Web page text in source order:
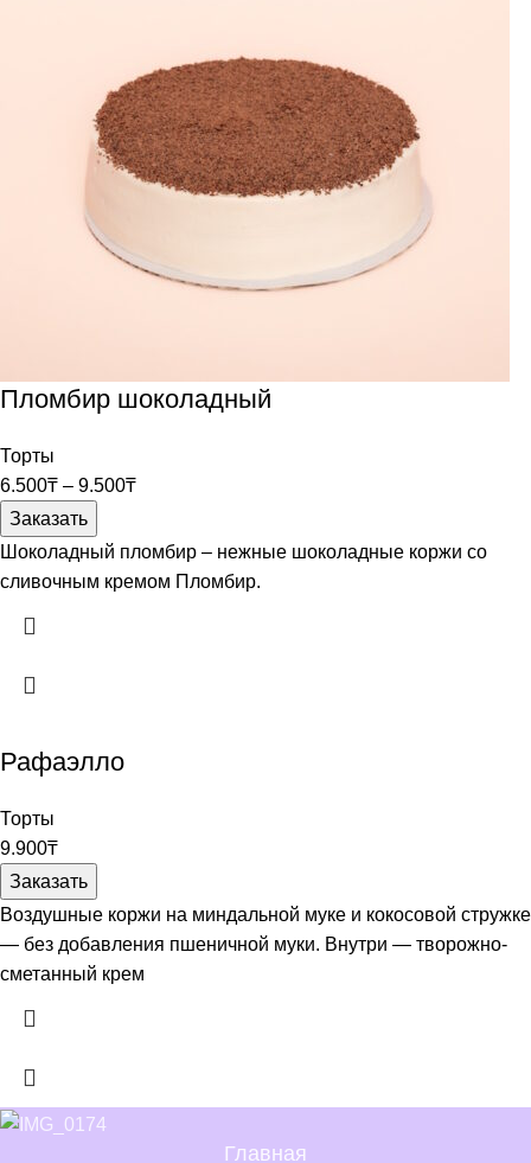
Пломбир шоколадный
Торты
6.500₸ – 9.500₸
Заказать
Шоколадный пломбир – нежные шоколадные коржи со
сливочным кремом Пломбир.
Рафаэлло
Торты
9.900₸
Заказать
Воздушные коржи на миндальной муке и кокосовой стружке
— без добавления пшеничной муки. Внутри — творожно-
сметанный крем
Главная